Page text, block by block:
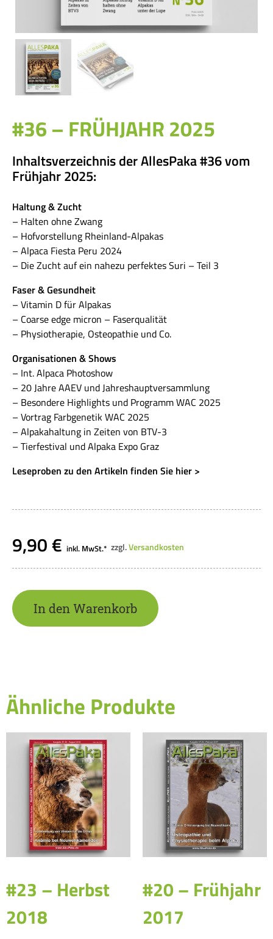
#36 – FRÜHJAHR 2025
Inhaltsverzeichnis der AllesPaka #36 vom
Frühjahr 2025:
Haltung & Zucht
– Halten ohne Zwang
– Hofvorstellung Rheinland-Alpakas
– Alpaca Fiesta Peru 2024
– Die Zucht auf ein nahezu perfektes Suri – Teil 3
Faser & Gesundheit
– Vitamin D für Alpakas
– Coarse edge micron – Faserqualität
– Physiotherapie, Osteopathie und Co.
Organisationen & Shows
– Int. Alpaca Photoshow
– 20 Jahre AAEV und Jahreshauptversammlung
– Besondere Highlights und Programm WAC 2025
– Vortrag Farbgenetik WAC 2025
– Alpakahaltung in Zeiten von BTV-3
– Tierfestival und Alpaka Expo Graz
Leseproben zu den Artikeln finden Sie hier >
9,90€ inkl. MwSt.* zzgl.Versandkosten
In den Warenkorb
Ähnliche Produkte
#23 – Herbst
2018
#20 – Frühjahr
2017